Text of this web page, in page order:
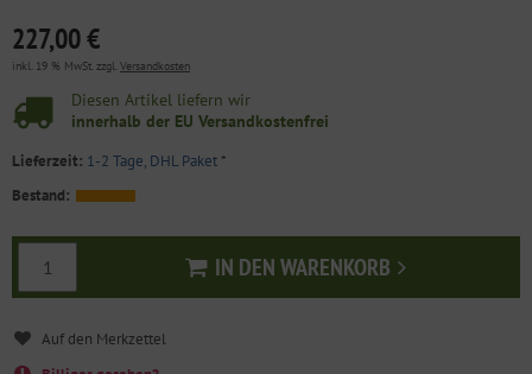
227,00 €
inkl. 19 % MwSt. zzgl. Versandkosten
Diesen Artikel liefern wir
innerhalb der EU Versandkostenfrei
Lieferzeit: 1-2 Tage, DHL Paket*
Bestand:
IN DEN WARENKORB
In den Warenkorb